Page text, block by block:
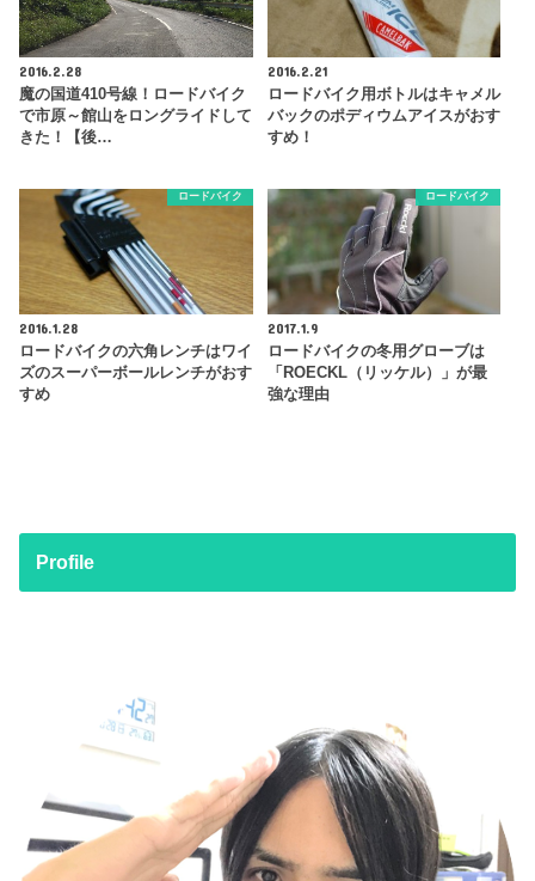
2016.2.28
魔の国道410号線！ロードバイク
で市原～館山をロングライドして
きた！【後…
2016.2.21
ロードバイク用ボトルはキャメル
バックのポディウムアイスがおす
すめ！
ロードバイク
2016.1.28
ロードバイクの六角レンチはワイ
ズのスーパーボールレンチがおす
すめ
ロードバイク
2017.1.9
ロードバイクの冬用グローブは
「ROECKL（リッケル）」が最
強な理由
Profile